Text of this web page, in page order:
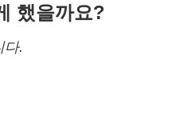
했을까요?
다.